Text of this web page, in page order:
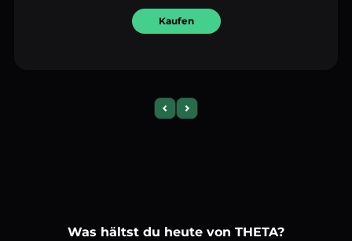
Kaufen
Previous slide
Next slide
Was hältst du heute von THETA?